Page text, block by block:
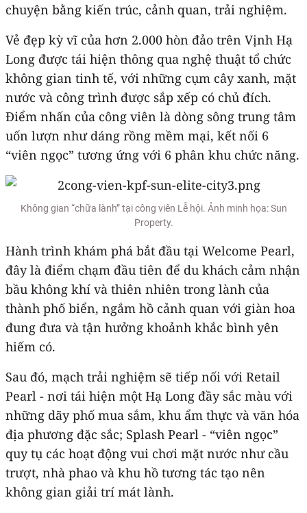
chuyện bằng kiến trúc, cảnh quan, trải nghiệm.
Vẻ đẹp kỳ vĩ của hơn 2.000 hòn đảo trên Vịnh Hạ
Long được tái hiện thông qua nghệ thuật tổ chức
không gian tinh tế, với những cụm cây xanh, mặt
nước và công trình được sắp xếp có chủ đích.
Điểm nhấn của công viên là dòng sông trung tâm
uốn lượn như dáng rồng mềm mại, kết nối 6
“viên ngọc” tương ứng với 6 phân khu chức năng.
Không gian “chữa lành” tại công viên Lễ hội. Ảnh minh họa: Sun
Property.
Hành trình khám phá bắt đầu tại Welcome Pearl,
đây là điểm chạm đầu tiên để du khách cảm nhận
bầu không khí và thiên nhiên trong lành của
thành phố biển, ngắm hồ cảnh quan với giàn hoa
đung đưa và tận hưởng khoảnh khắc bình yên
hiếm có.
Sau đó, mạch trải nghiệm sẽ tiếp nối với Retail
Pearl - nơi tái hiện một Hạ Long đầy sắc màu với
những dãy phố mua sắm, khu ẩm thực và văn hóa
địa phương đặc sắc; Splash Pearl - “viên ngọc”
quy tụ các hoạt động vui chơi mặt nước như cầu
trượt, nhà phao và khu hồ tương tác tạo nên
không gian giải trí mát lành.